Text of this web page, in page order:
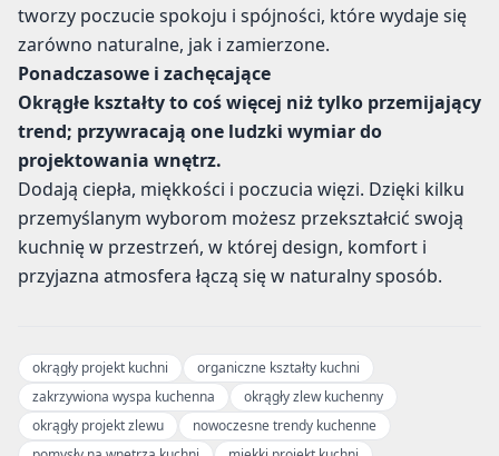
tworzy poczucie spokoju i spójności, które wydaje się
zarówno naturalne, jak i zamierzone.
Ponadczasowe i zachęcające
Okrągłe kształty to coś więcej niż tylko przemijający
trend; przywracają one ludzki wymiar do
projektowania wnętrz.
Dodają ciepła, miękkości i poczucia więzi. Dzięki kilku
przemyślanym wyborom możesz przekształcić swoją
kuchnię w przestrzeń, w której design, komfort i
przyjazna atmosfera łączą się w naturalny sposób.
okrągły projekt kuchni
organiczne kształty kuchni
zakrzywiona wyspa kuchenna
okrągły zlew kuchenny
okrągły projekt zlewu
nowoczesne trendy kuchenne